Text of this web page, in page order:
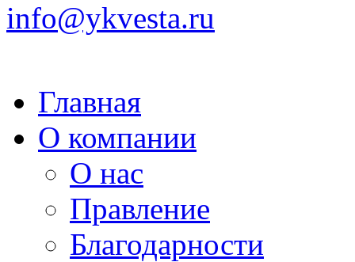
info@ykvesta.ru
Главная
О компании
О нас
Правление
Благодарности